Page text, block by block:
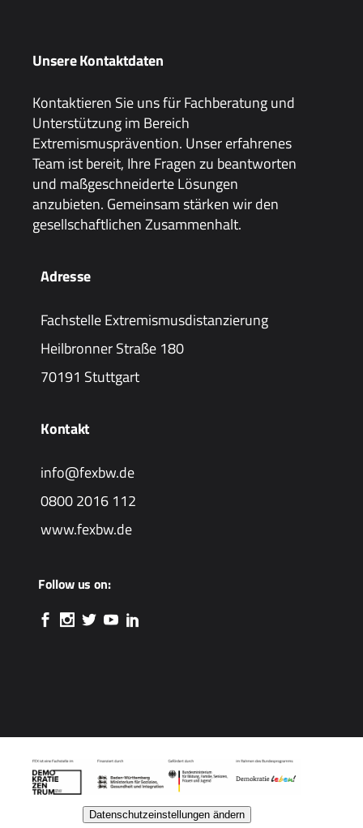
Unsere Kontaktdaten
Kontaktieren Sie uns für Fachberatung und
Unterstützung im Bereich
Extremismusprävention. Unser erfahrenes
Team ist bereit, Ihre Fragen zu beantworten
und maßgeschneiderte Lösungen
anzubieten. Gemeinsam stärken wir den
gesellschaftlichen Zusammenhalt.
Adresse
Fachstelle Extremismusdistanzierung
Heilbronner Straße 180
70191 Stuttgart
Kontakt
info@fexbw.de
0800 2016 112
www.fexbw.de
Follow us on:
Datenschutzeinstellungen ändern